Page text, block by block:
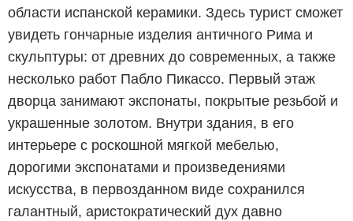
области испанской керамики. Здесь турист сможет
увидеть гончарные изделия античного Рима и
скульптуры: от древних до современных, а также
несколько работ Пабло Пикассо. Первый этаж
дворца занимают экспонаты, покрытые резьбой и
украшенные золотом. Внутри здания, в его
интерьере с роскошной мягкой мебелью,
дорогими экспонатами и произведениями
искусства, в первозданном виде сохранился
галантный, аристократический дух давно